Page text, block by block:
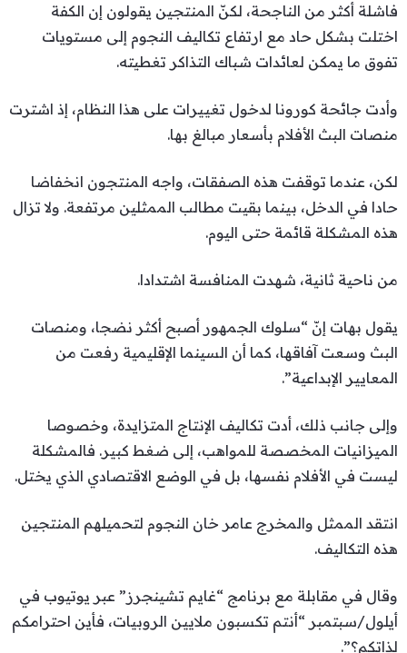
فاشلة أكثر من الناجحة، لكنّ المنتجين يقولون إن الكفة
اختلت بشكل حاد مع ارتفاع تكاليف النجوم إلى مستويات
تفوق ما يمكن لعائدات شباك التذاكر تغطيته.
وأدت جائحة كورونا لدخول تغييرات على هذا النظام، إذ اشترت
منصات البث الأفلام بأسعار مبالغ بها.
لكن، عندما توقفت هذه الصفقات، واجه المنتجون انخفاضا
حادا في الدخل، بينما بقيت مطالب الممثلين مرتفعة. ولا تزال
هذه المشكلة قائمة حتى اليوم.
من ناحية ثانية، شهدت المنافسة اشتدادا.
يقول بهات إنّ “سلوك الجمهور أصبح أكثر نضجا، ومنصات
البث وسعت آفاقها، كما أن السينما الإقليمية رفعت من
المعايير الإبداعية”.
وإلى جانب ذلك، أدت تكاليف الإنتاج المتزايدة، وخصوصا
الميزانيات المخصصة للمواهب، إلى ضغط كبير. فالمشكلة
ليست في الأفلام نفسها، بل في الوضع الاقتصادي الذي يختل.
انتقد الممثل والمخرج عامر خان النجوم لتحميلهم المنتجين
هذه التكاليف.
وقال في مقابلة مع برنامج “غايم تشينجرز” عبر يوتيوب في
أيلول/سبتمبر “أنتم تكسبون ملايين الروبيات، فأين احترامكم
لذاتكم؟”.